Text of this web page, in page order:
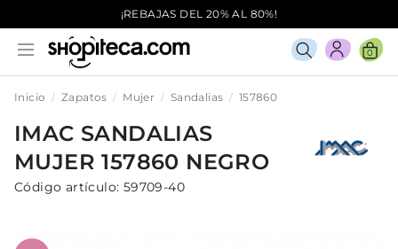
¡REBAJAS DEL 20% AL 80%!
0
Inicio Zapatos Mujer Sandalias 157860
IMAC SANDALIAS
MUJER157860 NEGRO
Código artículo: 59709-40